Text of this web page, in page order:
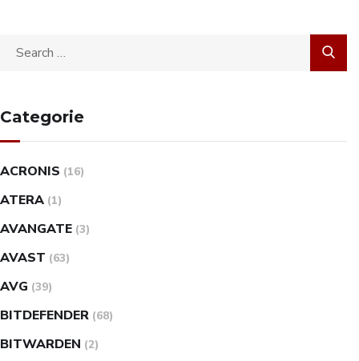
Categorie
ACRONIS (16)
ATERA (1)
AVANGATE (3)
AVAST (63)
AVG (39)
BITDEFENDER (68)
BITWARDEN (2)